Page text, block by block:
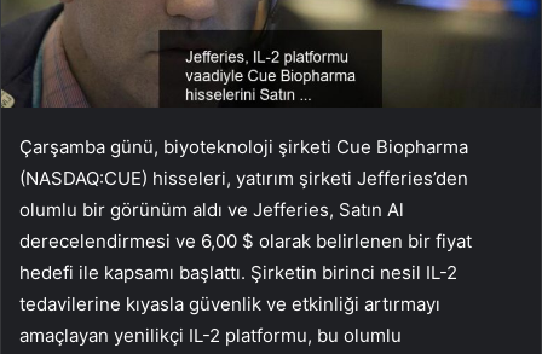
Çarşamba günü, biyoteknoloji şirketi Cue Biopharma
(NASDAQ:CUE) hisseleri, yatırım şirketi Jefferies’den
olumlu bir görünüm aldı ve Jefferies, Satın Al
derecelendirmesi ve 6,00 $ olarak belirlenen bir fiyat
hedefi ile kapsamı başlattı. Şirketin birinci nesil IL-2
tedavilerine kıyasla güvenlik ve etkinliği artırmayı
amaçlayan yenilikçi IL-2 platformu, bu olumlu